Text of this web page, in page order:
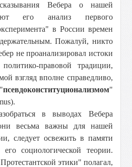
Вебера о нашей
его анализ первого
в России времен
Пожалуй, никто
не проанализировал истоки
правовой традиции,
взгляд вполне справедливо,
псевдоконституционализмом"
в выводах Вебера
весьма важны для нашей
следует освежить в памяти
социологической теории.
этики" полагал,